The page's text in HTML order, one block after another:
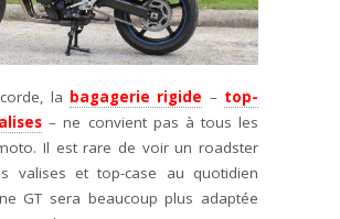
la bagagerie rigide – top-
– ne convient pas à tous les
Il est rare de voir un roadster
valises et top-case au quotidien
GT sera beaucoup plus adaptée